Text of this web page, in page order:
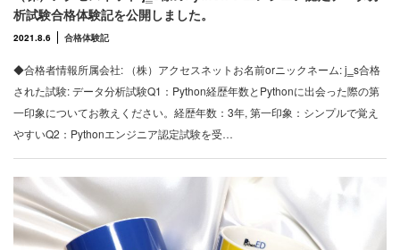
析試験合格体験記を公開しました。
2021.8.6 合格体験記
◆合格者情報所属会社: （株）アクセスネットお名前orニックネーム: j‗s合格
された試験: データ分析試験Q1：Python経歴年数とPythonに出会った際の第
一印象についてお教えください。経歴年数：3年, 第一印象：シンプルで覚え
やすいQ2：Pythonエンジニア認定試験を受…